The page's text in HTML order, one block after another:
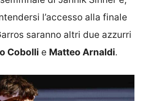
l’accesso alla finale
saranno altri due azzurri
Cobolli e Matteo Arnaldi.